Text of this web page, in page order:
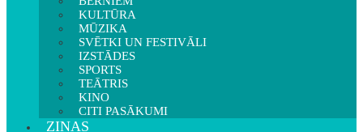
KULTŪRA
MŪZIKA
SVĒTKI UN FESTIVĀLI
IZSTĀDES
SPORTS
TEĀTRIS
KINO
CITI PASĀKUMI
ZIŅAS